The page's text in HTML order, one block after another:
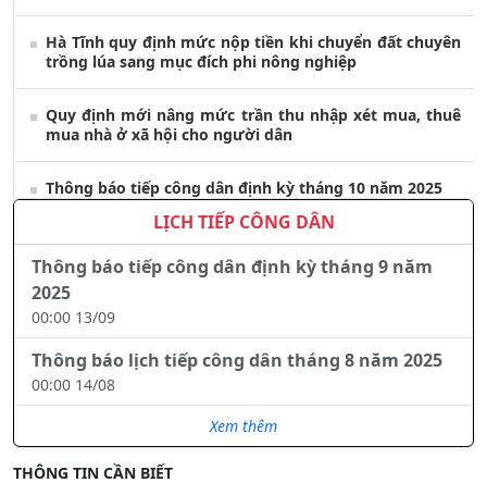
Hà Tĩnh quy định mức nộp tiền khi chuyển đất chuyên
trồng lúa sang mục đích phi nông nghiệp
Quy định mới nâng mức trần thu nhập xét mua, thuê
mua nhà ở xã hội cho người dân
Thông báo tiếp công dân định kỳ tháng 10 năm 2025
Miễn, giảm thuế cho doanh nghiệp, hộ kinh doanh bị
thiệt hại do mưa bão
Sắp xếp, tinh giản hơn 35.000 cán bộ khuyến nông cả
nước
Xem thêm
LỊCH TIẾP CÔNG DÂN
Thông báo tiếp công dân định kỳ tháng 9 năm
2025
00:00 13/09
Thông báo lịch tiếp công dân tháng 8 năm 2025
00:00 14/08
Xem thêm
THÔNG TIN CẦN BIẾT